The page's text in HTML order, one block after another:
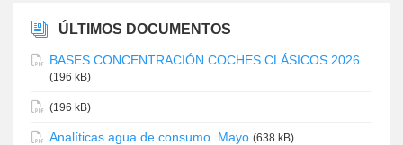
ÚLTIMOS DOCUMENTOS
BASES CONCENTRACIÓN COCHES CLÁSICOS 2026
(196 kB)
(196 kB)
Analíticas agua de consumo. Mayo (638 kB)